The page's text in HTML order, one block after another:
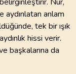
aydınlatan anlam
tek bir ışık
hissi verir.
başkalarına da